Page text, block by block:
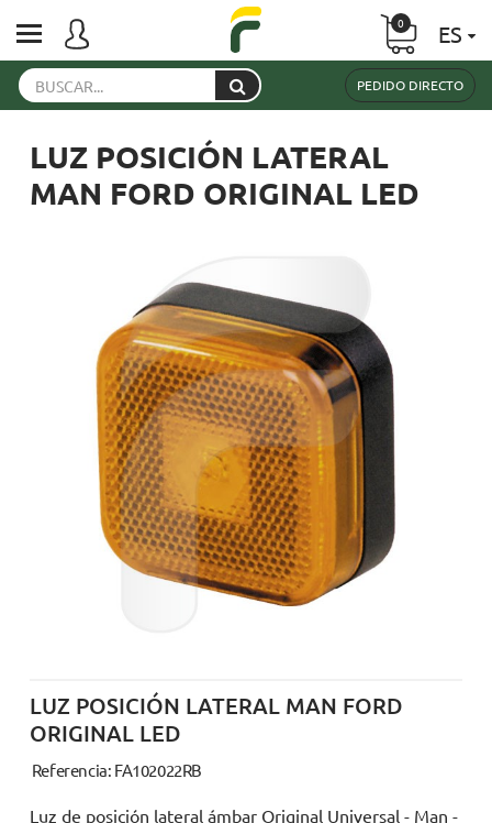
PEDIDO DIRECTO
ES
0
LUZ POSICIÓN LATERAL
MAN FORD ORIGINAL LED
LUZ POSICIÓN LATERAL MAN FORD
ORIGINAL LED
Referencia: FA102022RB
Luz de posición lateral ámbar Original Universal - Man -